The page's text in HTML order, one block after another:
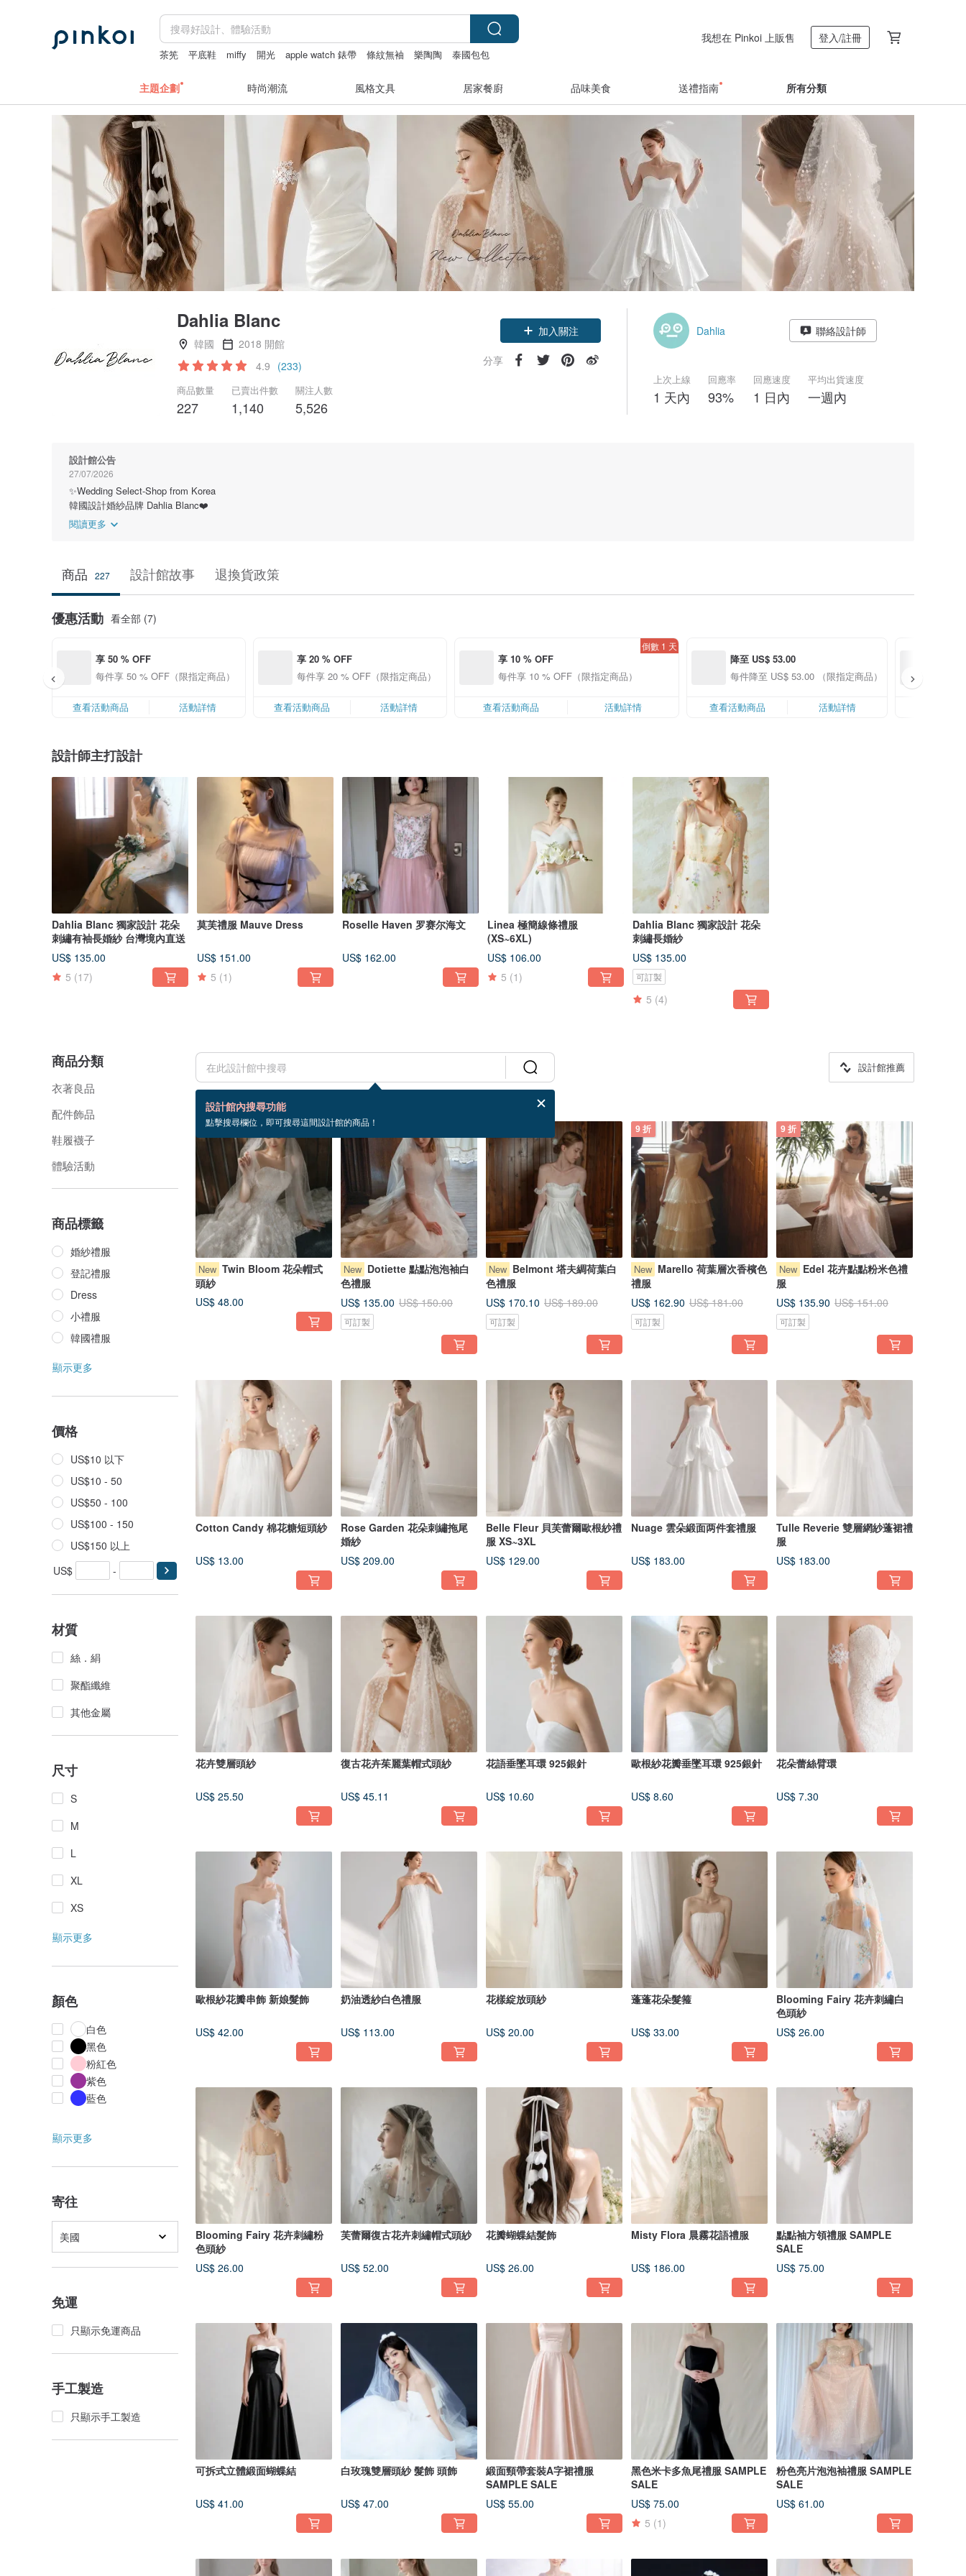
茶筅 平底鞋 miffy 開光 apple watch 錶帶 條紋無袖 樂陶陶 泰國包包
我想在 Pinkoi 上販售 登入/註冊
主題企劃 時尚潮流 風格文具 居家餐廚 品味美食 送禮指南 所有分類
Dahlia Blanc
韓國
2018 開館
4.9 (233)
商品數量
227
已賣出件數
1,140
關注人數
5,526
加入關注
分享
Dahlia 聯絡設計師
上次上線
1 天內
回應率
93%
回應速度
1 日內
平均出貨速度
一週內
設計館公告
27/07/2026
✨Wedding Select-Shop from Korea
韓國設計婚紗品牌 Dahlia Blanc❤️
閱讀更多
商品 227 設計館故事 退換貨政策
優惠活動 看全部 (7)
享 50 % OFF
每件享 50 % OFF（限指定商品）
查看活動商品 活動詳情
享 20 % OFF
每件享 20 % OFF（限指定商品）
查看活動商品 活動詳情
享 10 % OFF
每件享 10 % OFF（限指定商品）
倒數 1 天
查看活動商品 活動詳情
降至 US$ 53.00
每件降至 US$ 53.00 （限指定商品）
查看活動商品 活動詳情
設計師主打設計
Dahlia Blanc 獨家設計 花朵
刺繡有袖長婚紗 台灣境內直送
US$ 135.00
5 (17)
莫芙禮服 Mauve Dress
US$ 151.00
5 (1)
Roselle Haven 罗赛尔海文
US$ 162.00
Linea 極簡線條禮服
(XS~6XL)
US$ 106.00
5 (1)
Dahlia Blanc 獨家設計 花朵
刺繡長婚紗
US$ 135.00
可訂製
5 (4)
商品分類
衣著良品
配件飾品
鞋履襪子
體驗活動
商品標籤
婚紗禮服
登記禮服
Dress
小禮服
韓國禮服
顯示更多
價格
US$10 以下
US$10 - 50
US$50 - 100
US$100 - 150
US$150 以上
US$
-
材質
絲．絹
聚酯纖維
其他金屬
尺寸
S
M
L
XL
XS
顯示更多
顏色
白色
黑色
粉紅色
紫色
藍色
顯示更多
寄往
美國
免運
只顯示免運商品
手工製造
只顯示手工製造
設計館內搜尋功能
點擊搜尋欄位，即可搜尋這間設計館的商品！
設計館推薦
227 個商品
New Twin Bloom 花朵帽式
頭紗
US$ 48.00
9 折
New Dotiette 點點泡泡袖白
色禮服
US$ 135.00 US$ 150.00
可訂製
New Belmont 塔夫綢荷葉白
色禮服
US$ 170.10 US$ 189.00
可訂製
9 折
New Marello 荷葉層次香檳色
禮服
US$ 162.90 US$ 181.00
可訂製
9 折
New Edel 花卉點點粉米色禮
服
US$ 135.90 US$ 151.00
可訂製
Cotton Candy 棉花糖短頭紗
US$ 13.00
Rose Garden 花朵刺繡拖尾
婚紗
US$ 209.00
Belle Fleur 貝芙蕾爾歐根紗禮
服 XS~3XL
US$ 129.00
Nuage 雲朵緞面两件套禮服
US$ 183.00
Tulle Reverie 雙層網紗蓬裙禮
服
US$ 183.00
花卉雙層頭紗
US$ 25.50
復古花卉茱麗葉帽式頭紗
US$ 45.11
花語垂墜耳環 925銀針
US$ 10.60
歐根紗花瓣垂墜耳環 925銀針
US$ 8.60
花朵蕾絲臂環
US$ 7.30
歐根紗花瓣串飾 新娘髮飾
US$ 42.00
奶油透紗白色禮服
US$ 113.00
花樣綻放頭紗
US$ 20.00
蓬蓬花朵髮箍
US$ 33.00
Blooming Fairy 花卉刺繡白
色頭紗
US$ 26.00
Blooming Fairy 花卉刺繡粉
色頭紗
US$ 26.00
芙蕾爾復古花卉刺繡帽式頭紗
US$ 52.00
花瓣蝴蝶結髮飾
US$ 26.00
Misty Flora 晨霧花語禮服
US$ 186.00
點點袖方領禮服 SAMPLE
SALE
US$ 75.00
可拆式立體緞面蝴蝶結
US$ 41.00
白玫瑰雙層頭紗 髮飾 頭飾
US$ 47.00
緞面頸帶套裝A字裙禮服
SAMPLE SALE
US$ 55.00
黑色米卡多魚尾禮服 SAMPLE
SALE
US$ 75.00
5 (1)
粉色亮片泡泡袖禮服 SAMPLE
SALE
US$ 61.00